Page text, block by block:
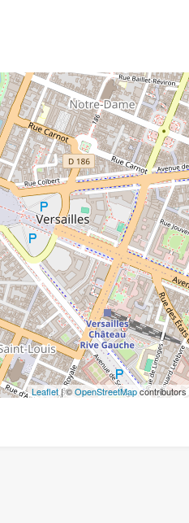
Leaflet| ©OpenStreetMapcontributors